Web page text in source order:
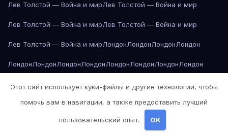
Лев Толстой — Война и мирЛев Толстой — Война и мир
Лев Толстой — Война и мирЛев Толстой — Война и мир
Лев Толстой — Война и мирЛондонЛондонЛондонЛондон
ЛондонЛондонЛондонЛондонЛондонЛондонЛондонЛондон
Лондон Лондон Лос-Анджелес Лос-Анджелес
Лос-АнджелесЛос-АнджелесЛос-АнджелесЛос-Анджелес
Лос-АнджелесЛос-АнджелесЛос-Анджелес
Этот сайт использует куки-файлы и другие технологии, чтобы
помочь вам в навигации, а также предоставить лучший
пользовательский опыт. OK